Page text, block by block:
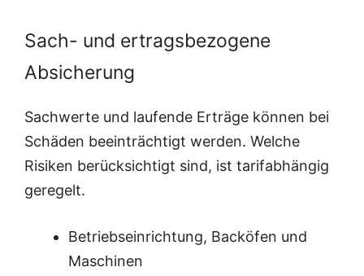
Sach- und ertragsbezogene
Absicherung
Sachwerte und laufende Erträge können bei
Schäden beeinträchtigt werden. Welche
Risiken berücksichtigt sind, ist tarifabhängig
geregelt.
Betriebseinrichtung, Backöfen und
Maschinen